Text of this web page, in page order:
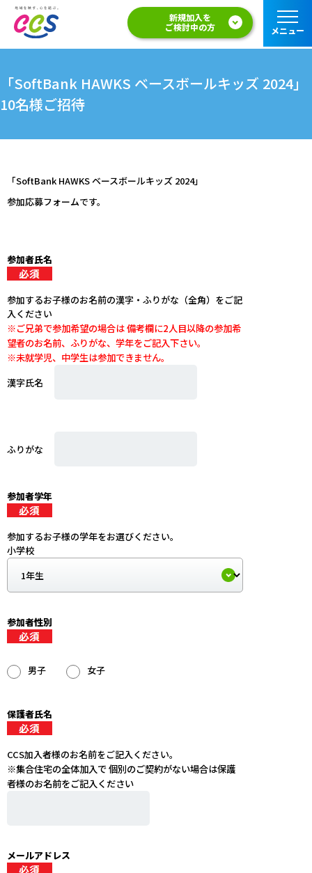
新規加入を
ご検討中の方
メニュー
「SoftBank HAWKS ベースボールキッズ 2024」
10名様ご招待
「SoftBank HAWKS ベースボールキッズ 2024」
参加応募フォームです。
参加者氏名
参加するお子様のお名前の漢字・ふりがな（全角）をご記
入ください
※ご兄弟で参加希望の場合は 備考欄に2人目以降の参加希
望者のお名前、ふりがな、学年をご記入下さい。
※未就学児、中学生は参加できません。
漢字氏名
ふりがな
参加者学年
参加するお子様の学年をお選びください。
小学校
参加者性別
男子 女子
保護者氏名
CCS加入者様のお名前をご記入ください。
※集合住宅の全体加入で 個別のご契約がない場合は保護
者様のお名前をご記入ください
メールアドレス